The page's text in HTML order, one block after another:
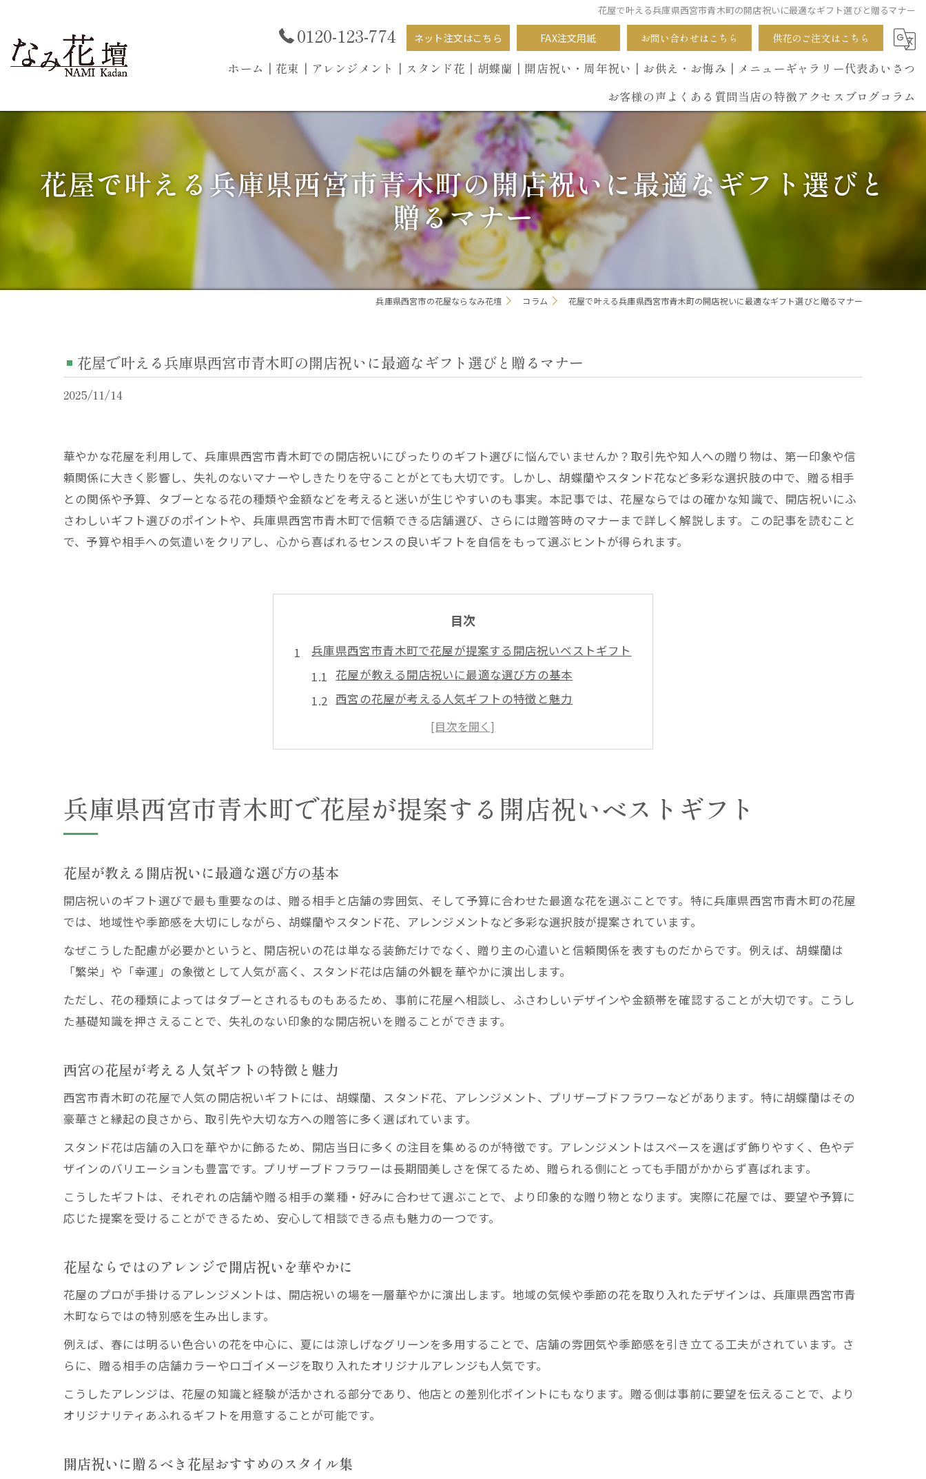
花屋で叶える兵庫県西宮市青木町の開店祝いに最適なギフト選びと贈るマナー
0120-123-774 ネット注文はこちら FAX注文用紙 お問い合わせはこちら 供花のご注文はこちら
ホーム ┃花束┃ アレンジメント┃ スタンド花┃ 胡蝶蘭 ┃開店祝い・周年祝い ┃お供え・お悔み ┃メニューギャラリー代表あいさつ
お客様の声 よくある質問当店の特徴
開店祝い
イベント
誕生日
アクセス ブログコラム
花屋で叶える兵庫県西宮市青木町の開店祝いに最適なギフト選びと
贈るマナー
兵庫県西宮市の花屋ならなみ花壇 コラム 花屋で叶える兵庫県西宮市青木町の開店祝いに最適なギフト選びと贈るマナー
花屋で叶える兵庫県西宮市青木町の開店祝いに最適なギフト選びと贈るマナー
2025/11/14
華やかな花屋を利用して、兵庫県西宮市青木町での開店祝いにぴったりのギフト選びに悩んでいませんか？取引先や知人への贈り物は、第一印象や信
頼関係に大きく影響し、失礼のないマナーやしきたりを守ることがとても大切です。しかし、胡蝶蘭やスタンド花など多彩な選択肢の中で、贈る相手
との関係や予算、タブーとなる花の種類や金額などを考えると迷いが生じやすいのも事実。本記事では、花屋ならではの確かな知識で、開店祝いにふ
さわしいギフト選びのポイントや、兵庫県西宮市青木町で信頼できる店舗選び、さらには贈答時のマナーまで詳しく解説します。この記事を読むこと
で、予算や相手への気遣いをクリアし、心から喜ばれるセンスの良いギフトを自信をもって選ぶヒントが得られます。
目次
兵庫県西宮市青木町で花屋が提案する開店祝いベストギフト
花屋が教える開店祝いに最適な選び方の基本
西宮の花屋が考える人気ギフトの特徴と魅力
花屋ならではのアレンジで開店祝いを華やかに
開店祝いに贈るべき花屋おすすめのスタイル集
開店祝い選びに迷う方へ花屋目線でアレンジのコツを解説
花屋が伝授する開店祝いアレンジのポイント
開店祝いの花屋選びで大切なカラーコーデ術
贈る相手別の花屋おすすめアレンジアイデア
花屋が提案する季節感を活かしたギフト選び
花屋初心者でも安心できる開店祝いの選び方
開店祝いに失敗しない花屋のアドバイス集
地元花屋が勧める開店祝いギフトの選び方
地域密着型花屋ならではの安心ポイント
西宮の花屋配送サービス活用のメリット
センス光る花屋の開店祝いギフト選びポイント集
おしゃれ花屋ギフト選びの着眼点とは
ギフトを引き立てる花屋独自のアレンジ術
花屋で花言葉を意識したギフト選びを実践
西宮市青木町で贈る花屋おすすめの喜ばれる開店祝い
花屋が提案する地域に合った開店祝いギフト
西宮の花屋で喜ばれる贈り物の選び方
花屋おすすめの配達サービス活用法をご紹介
兵庫県西宮市青木町で花屋が提案する開店祝いベストギフト
花屋が教える開店祝いに最適な選び方の基本
開店祝いのギフト選びで最も重要なのは、贈る相手と店舗の雰囲気、そして予算に合わせた最適な花を選ぶことです。特に兵庫県西宮市青木町の花屋
では、地域性や季節感を大切にしながら、胡蝶蘭やスタンド花、アレンジメントなど多彩な選択肢が提案されています。
なぜこうした配慮が必要かというと、開店祝いの花は単なる装飾だけでなく、贈り主の心遣いと信頼関係を表すものだからです。例えば、胡蝶蘭は
「繁栄」や「幸運」の象徴として人気が高く、スタンド花は店舗の外観を華やかに演出します。
ただし、花の種類によってはタブーとされるものもあるため、事前に花屋へ相談し、ふさわしいデザインや金額帯を確認することが大切です。こうし
た基礎知識を押さえることで、失礼のない印象的な開店祝いを贈ることができます。
西宮の花屋が考える人気ギフトの特徴と魅力
西宮市青木町の花屋で人気の開店祝いギフトには、胡蝶蘭、スタンド花、アレンジメント、プリザーブドフラワーなどがあります。特に胡蝶蘭はその
豪華さと縁起の良さから、取引先や大切な方への贈答に多く選ばれています。
スタンド花は店舗の入口を華やかに飾るため、開店当日に多くの注目を集めるのが特徴です。アレンジメントはスペースを選ばず飾りやすく、色やデ
ザインのバリエーションも豊富です。プリザーブドフラワーは長期間美しさを保てるため、贈られる側にとっても手間がかからず喜ばれます。
こうしたギフトは、それぞれの店舗や贈る相手の業種・好みに合わせて選ぶことで、より印象的な贈り物となります。実際に花屋では、要望や予算に
応じた提案を受けることができるため、安心して相談できる点も魅力の一つです。
花屋ならではのアレンジで開店祝いを華やかに
花屋のプロが手掛けるアレンジメントは、開店祝いの場を一層華やかに演出します。地域の気候や季節の花を取り入れたデザインは、兵庫県西宮市青
木町ならではの特別感を生み出します。
例えば、春には明るい色合いの花を中心に、夏には涼しげなグリーンを多用することで、店舗の雰囲気や季節感を引き立てる工夫がされています。さ
らに、贈る相手の店舗カラーやロゴイメージを取り入れたオリジナルアレンジも人気です。
こうしたアレンジは、花屋の知識と経験が活かされる部分であり、他店との差別化ポイントにもなります。贈る側は事前に要望を伝えることで、より
オリジナリティあふれるギフトを用意することが可能です。
開店祝いに贈るべき花屋おすすめのスタイル集